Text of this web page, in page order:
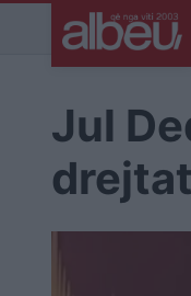
Jul